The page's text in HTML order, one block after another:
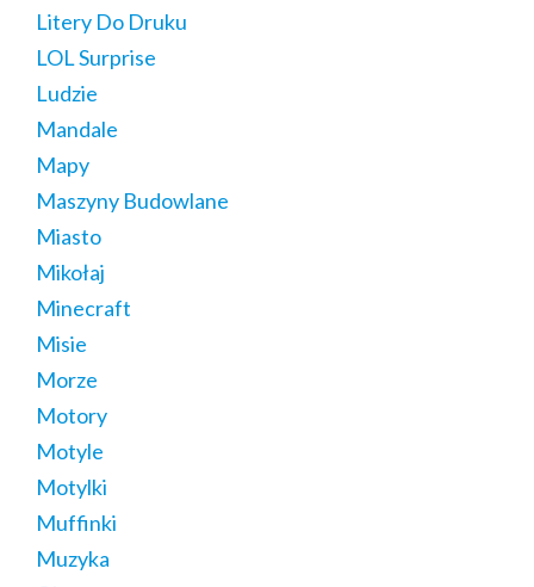
Litery Do Druku
LOL Surprise
Ludzie
Mandale
Mapy
Maszyny Budowlane
Miasto
Mikołaj
Minecraft
Misie
Morze
Motory
Motyle
Motylki
Muffinki
Muzyka